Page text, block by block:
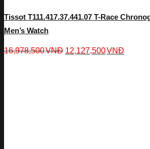
Tissot T111.417.37.441.07 T-Race
Men’s Watch
16,978,500VNĐ 12,127,500VNĐ